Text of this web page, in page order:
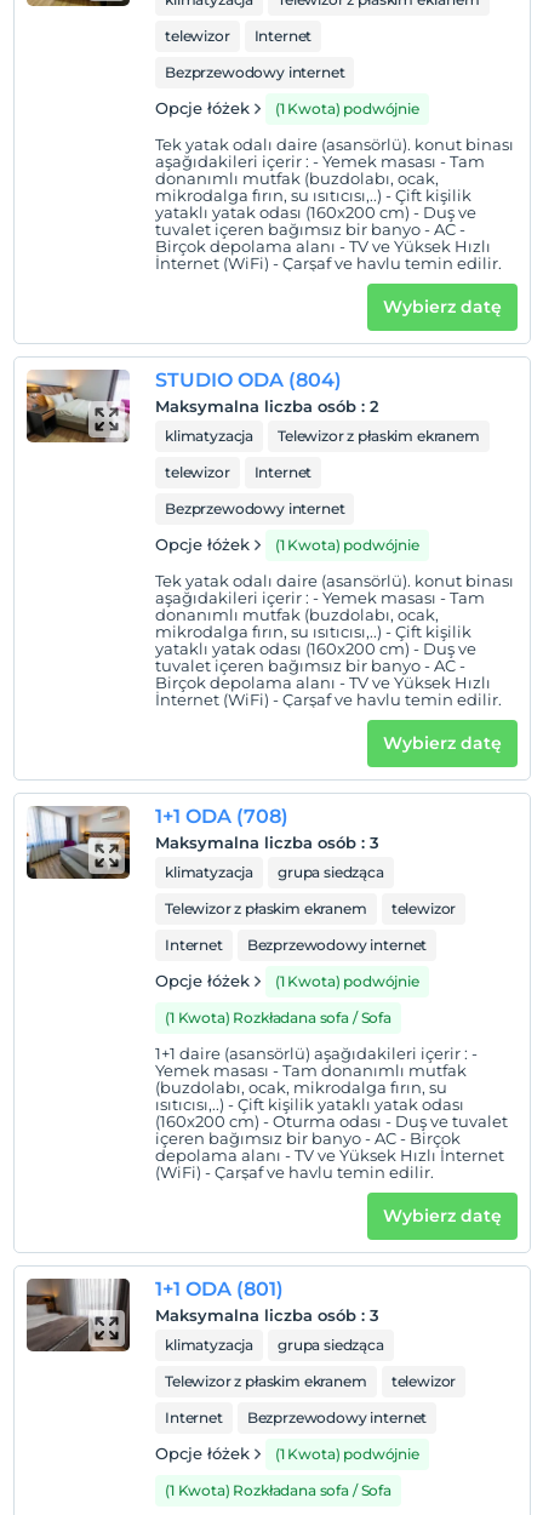
telewizor
Internet
Bezprzewodowy internet
Opcje łóżek (1 Kwota) podwójnie
Tek yatak odalı daire (asansörlü). konut binası
aşağıdakileri içerir : - Yemek masası - Tam
donanımlı mutfak (buzdolabı, ocak,
mikrodalga fırın, su ısıtıcısı,..) - Çift kişilik
yataklı yatak odası (160x200 cm) - Duş ve
tuvalet içeren bağımsız bir banyo - AC -
Birçok depolama alanı - TV ve Yüksek Hızlı
İnternet (WiFi) - Çarşaf ve havlu temin edilir.
Wybierz datę
STUDIO ODA (804)
Maksymalna liczba osób : 2
klimatyzacja
Telewizor z płaskim ekranem
telewizor
Internet
Bezprzewodowy internet
Opcje łóżek (1 Kwota) podwójnie
Tek yatak odalı daire (asansörlü). konut binası
aşağıdakileri içerir : - Yemek masası - Tam
donanımlı mutfak (buzdolabı, ocak,
mikrodalga fırın, su ısıtıcısı,..) - Çift kişilik
yataklı yatak odası (160x200 cm) - Duş ve
tuvalet içeren bağımsız bir banyo - AC -
Birçok depolama alanı - TV ve Yüksek Hızlı
İnternet (WiFi) - Çarşaf ve havlu temin edilir.
Wybierz datę
1+1 ODA (708)
Maksymalna liczba osób : 3
klimatyzacja
grupa siedząca
Telewizor z płaskim ekranem
telewizor
Internet
Bezprzewodowy internet
Opcje łóżek
(1 Kwota) podwójnie
(1 Kwota) Rozkładana sofa / Sofa
1+1 daire (asansörlü) aşağıdakileri içerir : -
Yemek masası - Tam donanımlı mutfak
(buzdolabı, ocak, mikrodalga fırın, su
ısıtıcısı,..) - Çift kişilik yataklı yatak odası
(160x200 cm) - Oturma odası - Duş ve tuvalet
içeren bağımsız bir banyo - AC - Birçok
depolama alanı - TV ve Yüksek Hızlı İnternet
(WiFi) - Çarşaf ve havlu temin edilir.
Wybierz datę
1+1 ODA (801)
Maksymalna liczba osób : 3
klimatyzacja
grupa siedząca
Telewizor z płaskim ekranem
telewizor
Internet
Bezprzewodowy internet
Opcje łóżek
(1 Kwota) podwójnie
(1 Kwota) Rozkładana sofa / Sofa